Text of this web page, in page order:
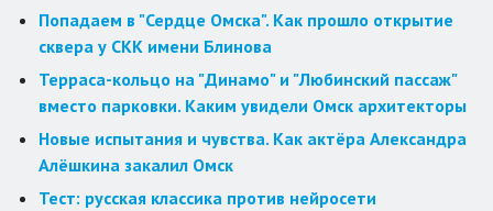
Попадаем в "Сердце Омска". Как прошло открытие
сквера у СКК имени Блинова
Терраса-кольцо на "Динамо" и "Любинский пассаж"
вместо парковки. Каким увидели Омск архитекторы
Новые испытания и чувства. Как актёра Александра
Алёшкина закалил Омск
Тест: русская классика против нейросети